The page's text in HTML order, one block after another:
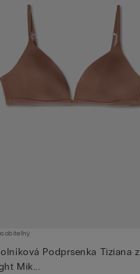
Podprsenka Tiziana z
Mik...